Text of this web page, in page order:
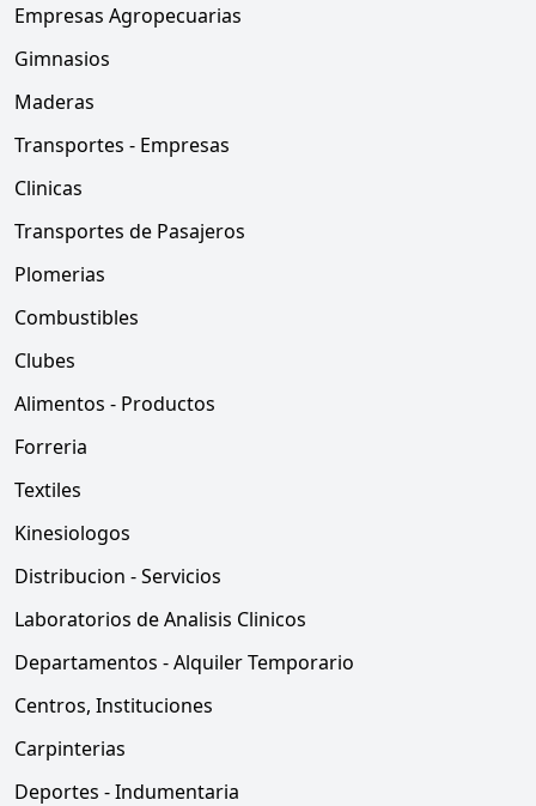
Empresas Agropecuarias
Gimnasios
Maderas
Transportes - Empresas
Clinicas
Transportes de Pasajeros
Plomerias
Combustibles
Clubes
Alimentos - Productos
Forreria
Textiles
Kinesiologos
Distribucion - Servicios
Laboratorios de Analisis Clinicos
Departamentos - Alquiler Temporario
Centros, Instituciones
Carpinterias
Deportes - Indumentaria